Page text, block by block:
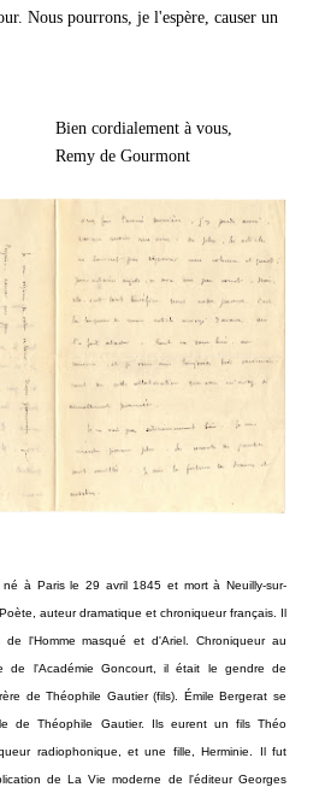
Nous pourrons, je l'espère, causer un
à vous,
Gourmont
à Paris le 29 avril 1845 et mort à Neuilly-sur-
auteur dramatique et chroniqueur français. Il
de l'Homme masqué et d'Ariel. Chroniqueur au
de l'Académie Goncourt, il était le gendre de
de Théophile Gautier (fils). Émile Bergerat se
de Théophile Gautier. Ils eurent un fils Théo
radiophonique, et une fille, Herminie. Il fut
de La Vie moderne de l'éditeur Georges